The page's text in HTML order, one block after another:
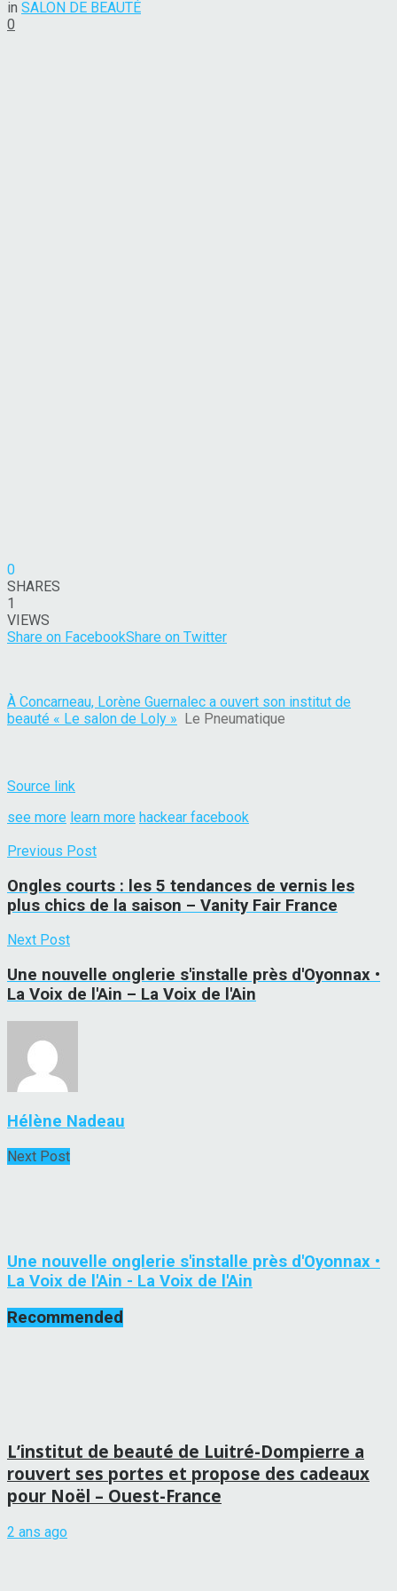
in SALON DE BEAUTÉ
0
0
SHARES
1
VIEWS
Share on FacebookShare on Twitter
À Concarneau, Lorène Guernalec a ouvert son institut de
beauté « Le salon de Loly » Le Pneumatique
Source link
see more learn more hackear facebook
Previous Post
Ongles courts : les 5 tendances de vernis les
plus chics de la saison – Vanity Fair France
Next Post
Une nouvelle onglerie s'installe près d'Oyonnax •
La Voix de l'Ain – La Voix de l'Ain
Hélène Nadeau
Next Post
Une nouvelle onglerie s'installe près d'Oyonnax •
La Voix de l'Ain - La Voix de l'Ain
Recommended
L’institut de beauté de Luitré-Dompierre a
rouvert ses portes et propose des cadeaux
pour Noël – Ouest-France
2 ans ago